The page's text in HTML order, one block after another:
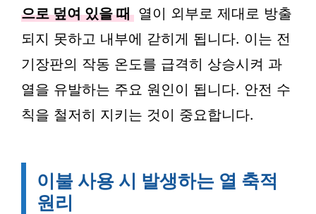
으로 덮여 있을 때 열이 외부로 제대로 방출
되지 못하고 내부에 갇히게 됩니다. 이는 전
기장판의 작동 온도를 급격히 상승시켜 과
열을 유발하는 주요 원인이 됩니다. 안전 수
칙을 철저히 지키는 것이 중요합니다.
이불 사용 시 발생하는 열 축적
원리